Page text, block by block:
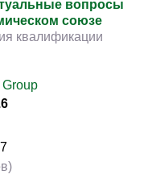
вопросы
союзе
квалификации